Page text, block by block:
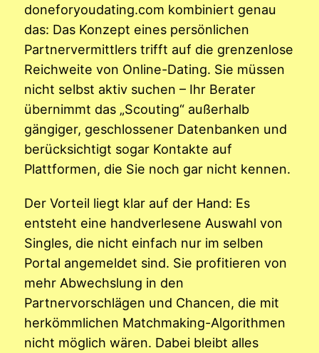
doneforyoudating.com kombiniert genau
das: Das Konzept eines persönlichen
Partnervermittlers trifft auf die grenzenlose
Reichweite von Online-Dating. Sie müssen
nicht selbst aktiv suchen – Ihr Berater
übernimmt das „Scouting“ außerhalb
gängiger, geschlossener Datenbanken und
berücksichtigt sogar Kontakte auf
Plattformen, die Sie noch gar nicht kennen.
Der Vorteil liegt klar auf der Hand: Es
entsteht eine handverlesene Auswahl von
Singles, die nicht einfach nur im selben
Portal angemeldet sind. Sie profitieren von
mehr Abwechslung in den
Partnervorschlägen und Chancen, die mit
herkömmlichen Matchmaking-Algorithmen
nicht möglich wären. Dabei bleibt alles